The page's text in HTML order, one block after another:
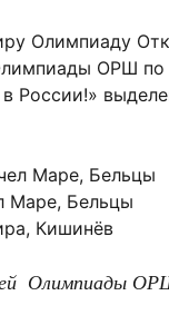
Олимпиаду
ОРШ по
России!»
Маре, Бельцы
Маре, Бельцы
Кишинёв
Олимпиады